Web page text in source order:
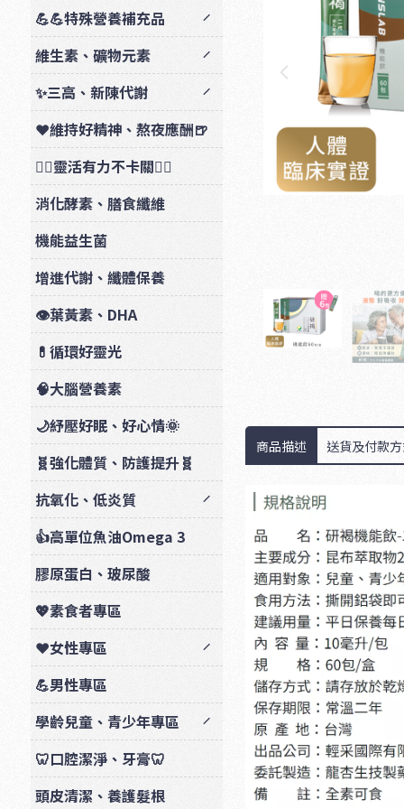
💪💪特殊營養補充品
維生素、礦物元素
✨三高、新陳代謝
❤️維持好精神、熬夜應酬🍺
🏃‍♂️靈活有力不卡關🏋️‍♂️
消化酵素、膳食纖維
機能益生菌
增進代謝、纖體保養
👁️葉黃素、DHA
💊循環好靈光
🧠大腦營養素
🌙紓壓好眠、好心情🌞
🧬強化體質、防護提升🧬
抗氧化、低炎質
👍高單位魚油Omega 3
膠原蛋白、玻尿酸
💖素食者專區
❤️女性專區
💪男性專區
學齡兒童、青少年專區
🦷口腔潔淨、牙膏🦷
頭皮清潔、養護髮根
商品描述 送貨及付款